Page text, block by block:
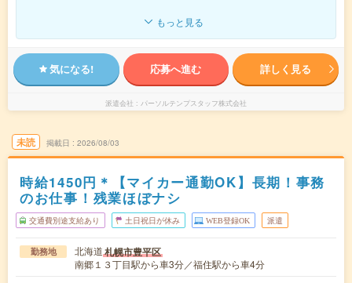
もっと見る
気になる! 応募へ進む 詳しく見る
派遣会社 パーソルテンプスタッフ株式会社
未読 掲載日 2026/08/03
時給1450円＊【マイカー通勤OK】長期！事務
のお仕事！残業ほぼナシ
交通費別途支給あり 土日祝日が休み WEB登録OK 派遣
勤務地 北海道札幌市豊平区
南郷１３丁目駅から車3分／福住駅から車4分